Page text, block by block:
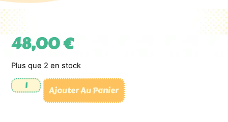
48,00€
Plus que 2 en stock
Ajouter Au Panier